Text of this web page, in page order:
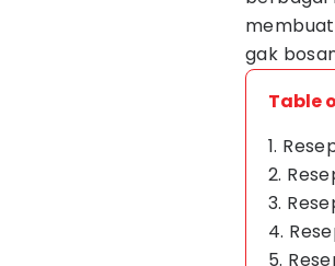
gak
Table
1.
2.
3.
4.
5.